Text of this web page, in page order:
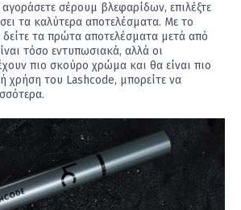
σέρουμ βλεφαρίδων, επιλέξτε
τα καλύτερα αποτελέσματα. Με το
τα πρώτα αποτελέσματα μετά από
τόσο εντυπωσιακά, αλλά οι
πιο σκούρο χρώμα και θα είναι πιο
χρήση του Lashcode, μπορείτε να